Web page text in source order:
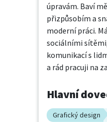
úpravám. Baví
přizpůsobím a
moderní práci.
sociálními
komunikací s
a rád pracuji na
Hlavní
Grafický design